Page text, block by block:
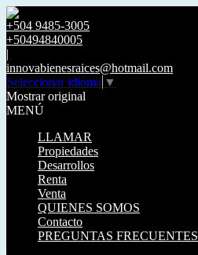
+504 9485-3005
+50494840005
|
innovabienesraices@hotmail.com
Seleccionar idioma ▼
Mostrar original
MENÚ
LLAMAR
Propiedades
Desarrollos
Renta
Venta
QUIENES SOMOS
Contacto
PREGUNTAS FRECUENTES